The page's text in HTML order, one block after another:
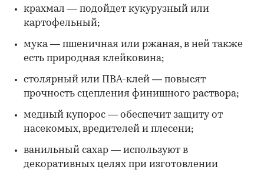
крахмал — подойдет кукурузный или
картофельный;
мука — пшеничная или ржаная, в ней также
есть природная клейковина;
столярный или ПВА-клей — повысят
прочность сцепления финишного раствора;
медный купорос — обеспечит защиту от
насекомых, вредителей и плесени;
ванильный сахар — используют в
декоративных целях при изготовлении